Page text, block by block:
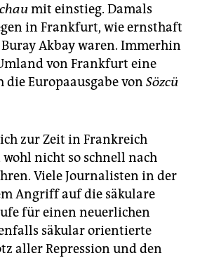
mit einstieg. Damals
in Frankfurt, wie ernsthaft
Akbay waren. Immerhin
von Frankfurt eine
die Europaausgabe von Sözcü
zur Zeit in Frankreich
nicht so schnell nach
Viele Journalisten in der
Angriff auf die säkulare
für einen neuerlichen
säkular orientierte
aller Repression und den